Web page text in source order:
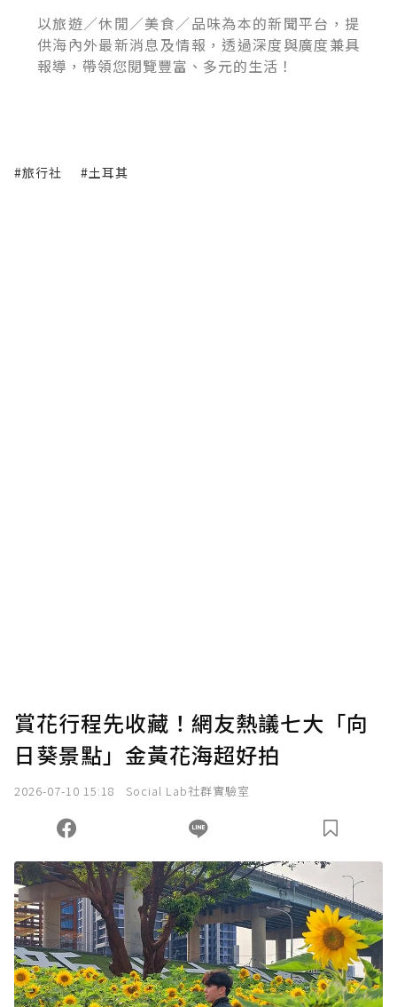
以旅遊／休閒／美食／品味為本的新聞平台，提
供海內外最新消息及情報，透過深度與廣度兼具
報導，帶領您閱覽豐富、多元的生活！
#旅行社 #土耳其
賞花行程先收藏！網友熱議七大「向
日葵景點」金黃花海超好拍
2026-07-10 15:18 Social Lab社群實驗室